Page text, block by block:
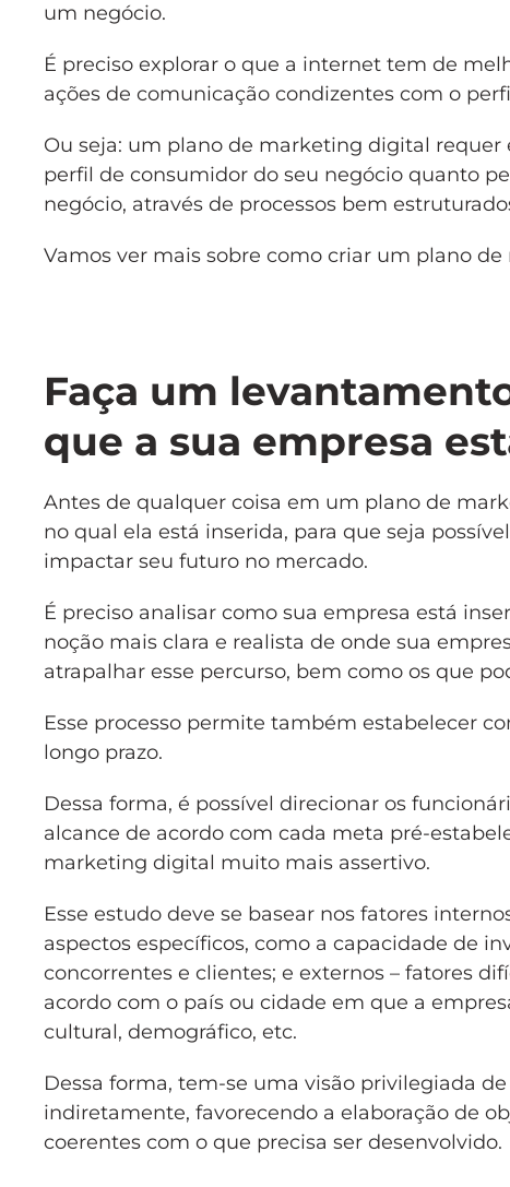
um negócio.
É preciso explorar o que a internet tem de
ações de comunicação condizentes com o
Ou seja: um plano de marketing digital
perfil de consumidor do seu negócio quanto
negócio, através de processos bem
Vamos ver mais sobre como criar um plano
Faça um
que a sua empresa
Antes de qualquer coisa em um plano de
no qual ela está inserida, para que seja
impactar seu futuro no mercado.
É preciso analisar como sua empresa está
noção mais clara e realista de onde sua
atrapalhar esse percurso, bem como os que
Esse processo permite também estabelecer
longo prazo.
Dessa forma, é possível direcionar os
alcance de acordo com cada meta pré-
marketing digital muito mais assertivo.
Esse estudo deve se basear nos fatores
aspectos específicos, como a capacidade de
concorrentes e clientes; e externos – fatores
acordo com o país ou cidade em que a
cultural, demográfico, etc.
Dessa forma, tem-se uma visão privilegiada
indiretamente, favorecendo a elaboração de
coerentes com o que precisa ser desenvolvido.